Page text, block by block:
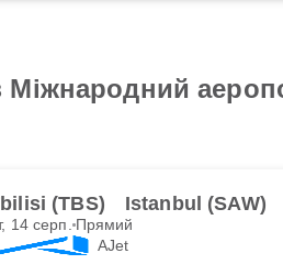
(TBS) Istanbul (SAW)
14 серп. Прямий
AJet